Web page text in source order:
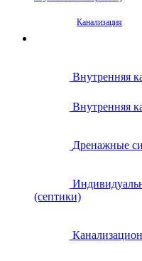
Канализация
Внутренняя
Внутренняя
Дренажные
(септики)